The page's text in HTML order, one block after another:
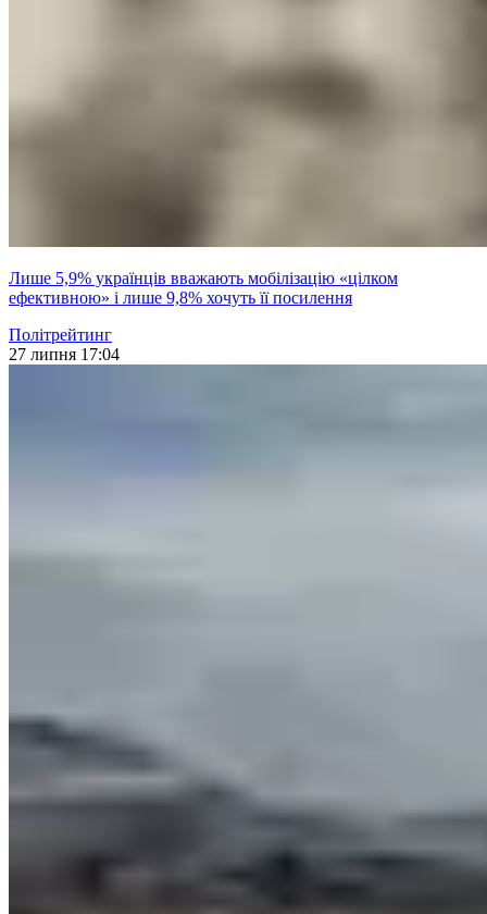
Лише 5,9% українців вважають мобілізацію «цілком
ефективною» і лише 9,8% хочуть її посилення
Політрейтинг
27 липня 17:04